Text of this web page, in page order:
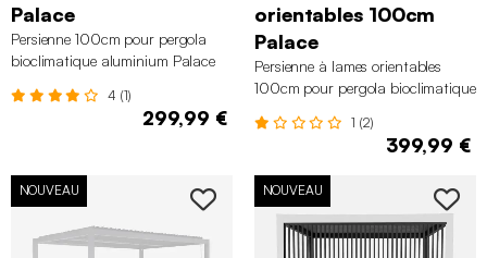
Palace
Persienne 100cm pour pergola
bioclimatique aluminium Palace
4 (1)
299,99 €
orientables 100cm
Palace
Persienne à lames orientables
100cm pour pergola bioclimatique
1 (2)
399,99 €
NOUVEAU NOUVEAU